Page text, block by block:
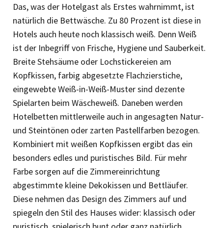
Das, was der Hotelgast als Erstes wahrnimmt, ist
natürlich die Bettwäsche. Zu 80 Prozent ist diese in
Hotels auch heute noch klassisch weiß. Denn Weiß
ist der Inbegriff von Frische, Hygiene und Sauberkeit.
Breite Stehsäume oder Lochstickereien am
Kopfkissen, farbig abgesetzte Flachzierstiche,
eingewebte Weiß-in-Weiß-Muster sind dezente
Spielarten beim Wäscheweiß. Daneben werden
Hotelbetten mittlerweile auch in angesagten Natur-
und Steintönen oder zarten Pastellfarben bezogen.
Kombiniert mit weißen Kopfkissen ergibt das ein
besonders edles und puristisches Bild. Für mehr
Farbe sorgen auf die Zimmereinrichtung
abgestimmte kleine Dekokissen und Bettläufer.
Diese nehmen das Design des Zimmers auf und
spiegeln den Stil des Hauses wider: klassisch oder